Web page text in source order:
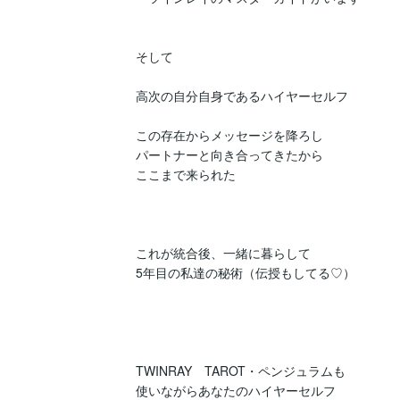
そして
高次の自分自身であるハイヤーセルフ
この存在からメッセージを降ろし
パートナーと向き合ってきたから
ここまで来られた
これが統合後、一緒に暮らして
5年目の私達の秘術（伝授もしてる♡）
TWINRAY　TAROT・ペンジュラムも
使いながらあなたのハイヤーセルフ